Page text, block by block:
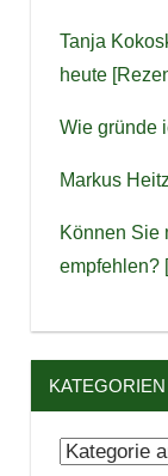
Tanja
heute
Wie gründe
Markus
Können Sie
empfehlen?
KATEGORIEN
Kategorien